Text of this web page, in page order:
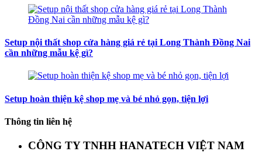
Setup nội thất shop cửa hàng giá rẻ tại Long Thành Đồng Nai
cần những mẫu kệ gì?
Setup hoàn thiện kệ shop mẹ và bé nhỏ gọn, tiện lợi
Thông tin liên hệ
CÔNG TY TNHH HANATECH VIỆT NAM